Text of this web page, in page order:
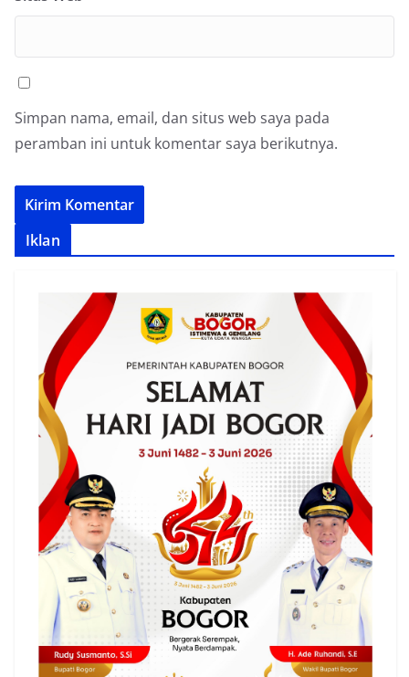
Simpan nama, email, dan situs web saya pada
peramban ini untuk komentar saya berikutnya.
Iklan